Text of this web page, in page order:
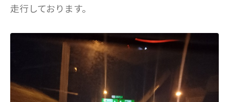
走行しております。